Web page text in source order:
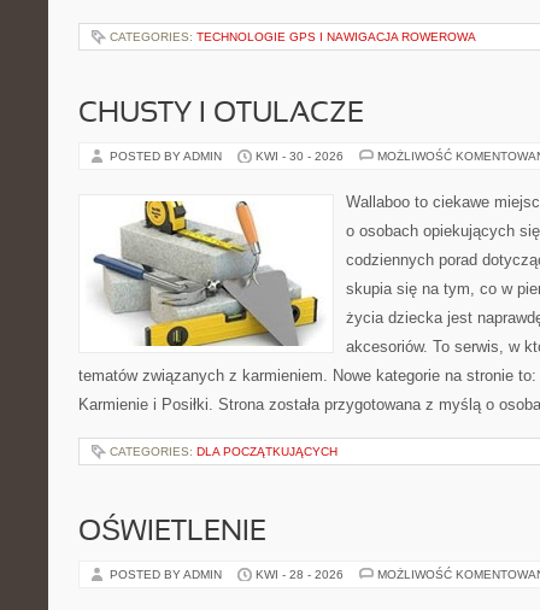
CATEGORIES: TECHNOLOGIE GPS I NAWIGACJA ROWEROWA
CHUSTY I OTULACZE
POSTED BY ADMIN KWI - 30 - 2026 MOŻLIWOŚĆ
Wallaboo to ciekawe
o osobach opiekujących
codziennych porad
skupia się na tym, co w
życia dziecka jest
akcesoriów. To serwis, w
tematów związanych z karmieniem. Nowe kategorie na stronie
Karmienie i Posiłki. Strona została przygotowana z myślą o
CATEGORIES: DLA POCZĄTKUJĄCYCH
OŚWIETLENIE
POSTED BY ADMIN KWI - 28 - 2026 MOŻLIWOŚĆ